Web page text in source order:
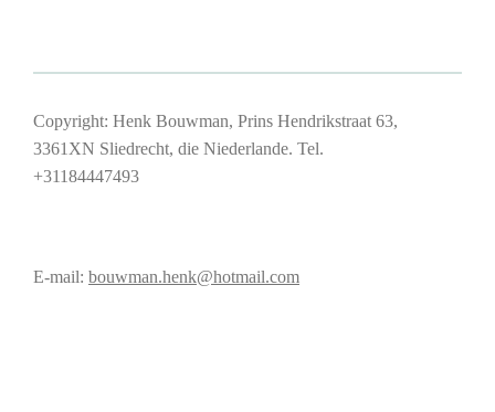
Copyright: Henk Bouwman, Prins Hendrikstraat 63,
3361XN Sliedrecht, die Niederlande. Tel.
+31184447493
E-mail: bouwman.henk@hotmail.com